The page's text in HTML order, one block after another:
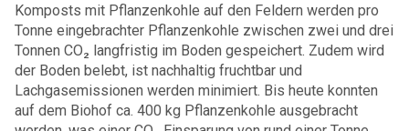
Komposts mit Pflanzenkohle auf den Feldern werden pro
Tonne eingebrachter Pflanzenkohle zwischen zwei und drei
Tonnen CO₂ langfristig im Boden gespeichert. Zudem wird
der Boden belebt, ist nachhaltig fruchtbar und
Lachgasemissionen werden minimiert. Bis heute konnten
auf dem Biohof ca. 400 kg Pflanzenkohle ausgebracht